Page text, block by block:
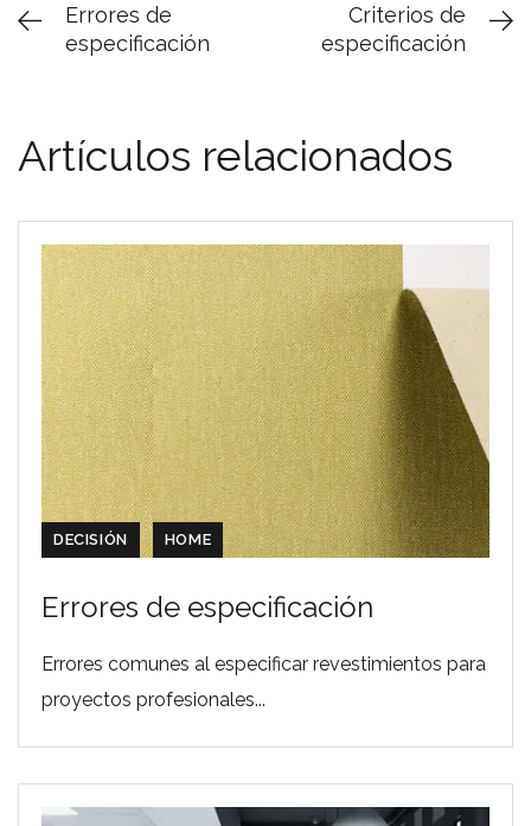
Errores de
especificación
Criterios de
especificación
Artículos relacionados
DECISIÓN HOME
Errores de especificación
Errores comunes al especificar revestimientos para
proyectos profesionales...